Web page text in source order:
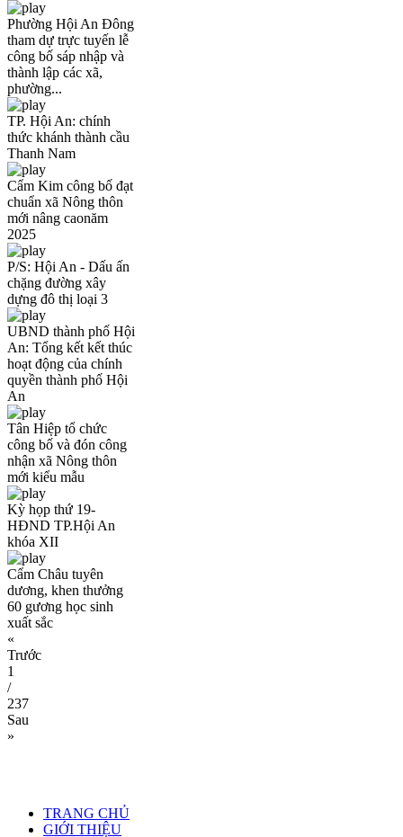
Phường Hội An Đông
tham dự trực tuyến lễ
công bố sáp nhập và
thành lập các xã,
phường...
TP. Hội An: chính
thức khánh thành cầu
Thanh Nam
Cẩm Kim công bố đạt
chuẩn xã Nông thôn
mới nâng caonăm
2025
P/S: Hội An - Dấu ấn
chặng đường xây
dựng đô thị loại 3
UBND thành phố Hội
An: Tổng kết kết thúc
hoạt động của chính
quyền thành phố Hội
An
Tân Hiệp tổ chức
công bố và đón công
nhận xã Nông thôn
mới kiểu mẫu
Kỳ họp thứ 19-
HĐND TP.Hội An
khóa XII
Cẩm Châu tuyên
dương, khen thưởng
60 gương học sinh
xuất sắc
«
Trước
1
/
237
Sau
»
TRANG CHỦ
GIỚI THIỆU